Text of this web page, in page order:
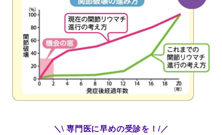
＼\ 専門医に早めの受診を！/／